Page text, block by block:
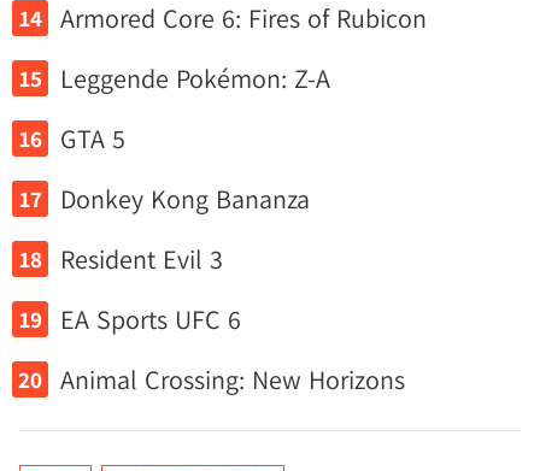
Armored Core 6: Fires of Rubicon
Leggende Pokémon: Z-A
GTA 5
Donkey Kong Bananza
Resident Evil 3
EA Sports UFC 6
Animal Crossing: New Horizons